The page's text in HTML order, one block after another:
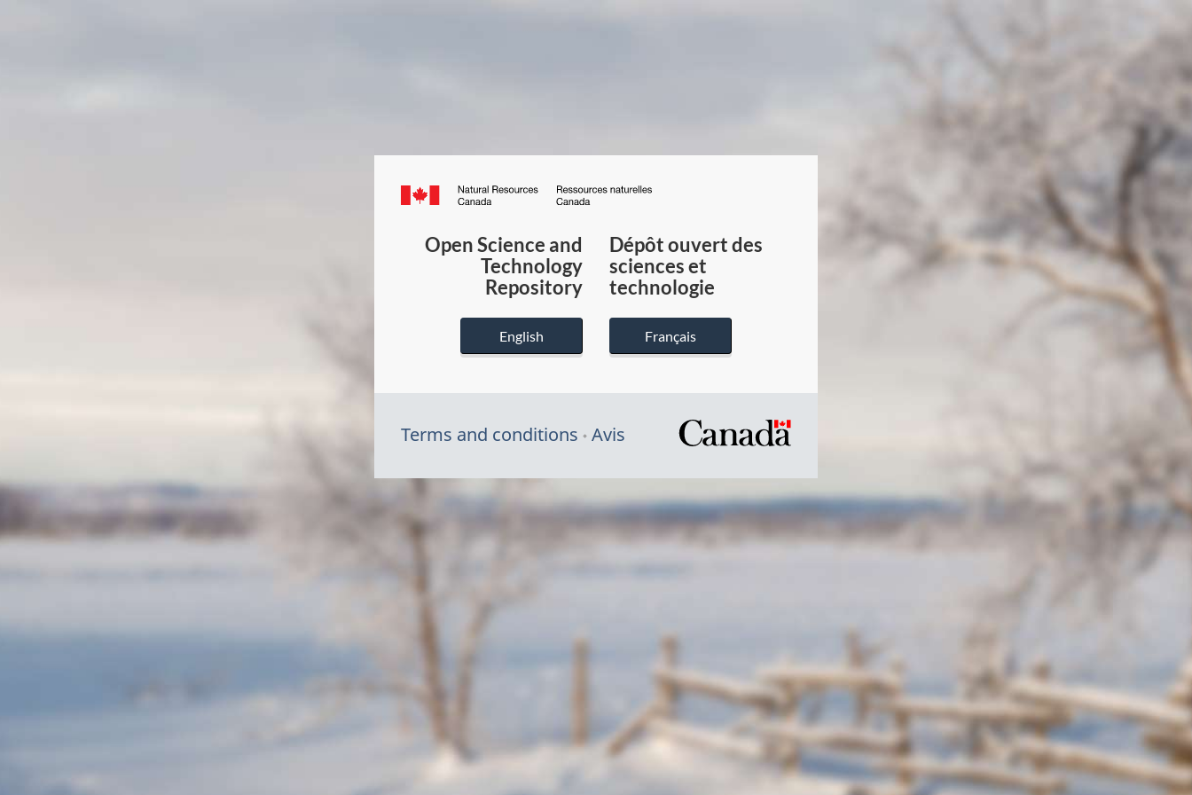
Canada.ca
du
Canada
Open Science and
Technology
Repository
English
Dépôt ouvert des
sciences et
technologie
Français
Terms and conditions Avis
/
du
gouvernement
du